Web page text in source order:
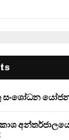
සංශෝධන